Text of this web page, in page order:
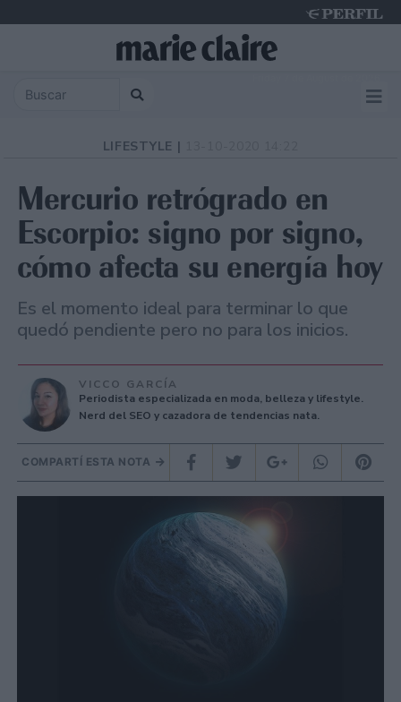
LIFESTYLE |
Mercurio retrógrado en
Escorpio: signo por signo,
cómo afecta su energía hoy
Es el momento ideal para terminar lo que
quedó pendiente pero no para los inicios.
VICCO GARCÍA
Periodista especializada en moda, belleza y lifestyle.
Nerd del SEO y cazadora de tendencias nata.
COMPARTÍ ESTA NOTA